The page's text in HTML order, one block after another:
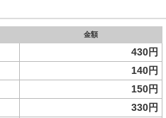
金額
430円
140円
150円
330円